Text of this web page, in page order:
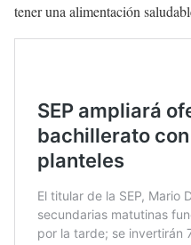
tener una alimentación